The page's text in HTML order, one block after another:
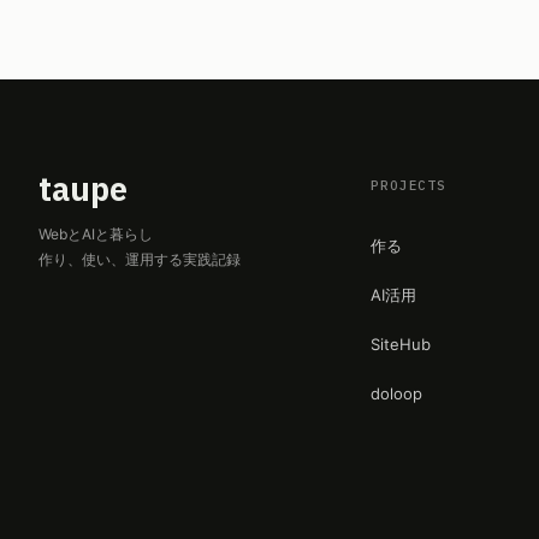
taupe
WebとAIと暮らし
作り、使い、運用する実践記録
PROJECTS
作る
AI活用
SiteHub
doloop